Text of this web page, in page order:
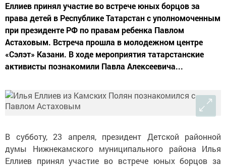
Еллиев принял участие во встрече юных борцов за
права детей в Республике Татарстан с уполномоченным
при президенте РФ по правам ребенка Павлом
Астаховым. Встреча прошла в молодежном центре
«Сэлэт» Казани. В ходе мероприятия татарстанские
активисты познакомили Павла Алексеевича...
В субботу, 23 апреля, президент Детской районной
думы Нижнекамского муниципального района Илья
Еллиев принял участие во встрече юных борцов за